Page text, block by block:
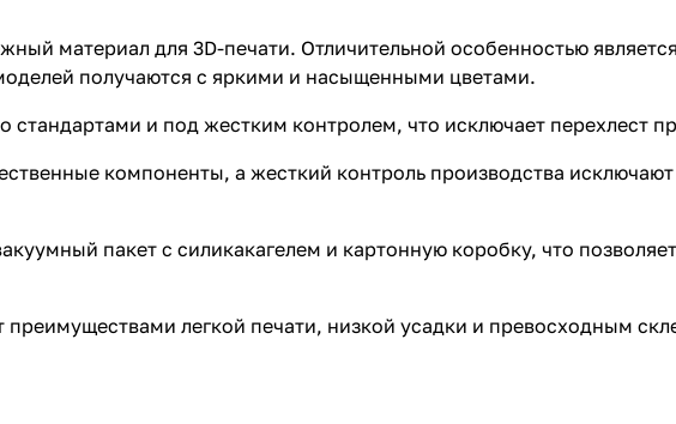
материал для 3D-печати. Отличительной особенностью
получаются с яркими и насыщенными цветами.
стандартами и под жестким контролем, что исключает перехлест
компоненты, а жесткий контроль производства
пакет с силикакагелем и картонную коробку, что
преимуществами легкой печати, низкой усадки и превосходным